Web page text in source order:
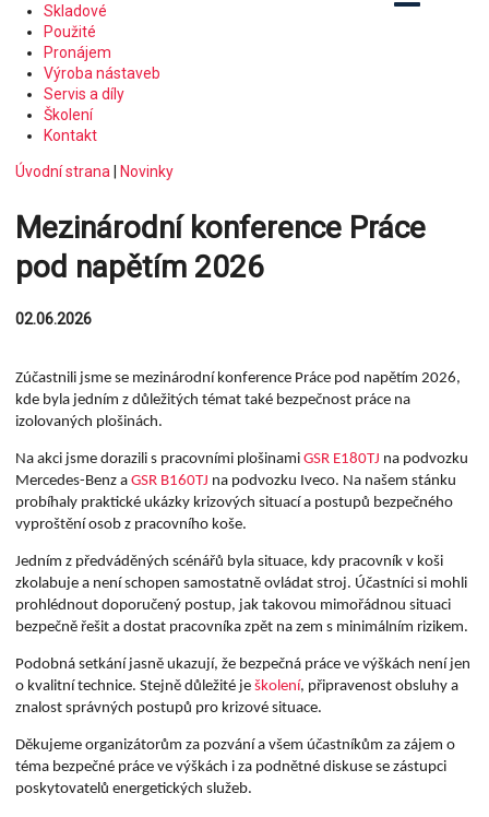
Skladové
Použité
Pronájem
Výroba nástaveb
Servis a díly
Školení
Kontakt
Úvodní strana Novinky
Mezinárodní konference Práce
pod napětím 2026
02.06.2026
Zúčastnili jsme se mezinárodní konference Práce pod napětím 2026,
kde byla jedním z důležitých témat také bezpečnost práce na
izolovaných plošinách.
Na akci jsme dorazili s pracovními plošinami GSR E180TJ na podvozku
Mercedes-Benz a GSR B160TJ na podvozku Iveco. Na našem stánku
probíhaly praktické ukázky krizových situací a postupů bezpečného
vyproštění osob z pracovního koše.
Jedním z předváděných scénářů byla situace, kdy pracovník v koši
zkolabuje a není schopen samostatně ovládat stroj. Účastníci si mohli
prohlédnout doporučený postup, jak takovou mimořádnou situaci
bezpečně řešit a dostat pracovníka zpět na zem s minimálním rizikem.
Podobná setkání jasně ukazují, že bezpečná práce ve výškách není jen
o kvalitní technice. Stejně důležité je školení, připravenost obsluhy a
znalost správných postupů pro krizové situace.
Děkujeme organizátorům za pozvání a všem účastníkům za zájem o
téma bezpečné práce ve výškách i za podnětné diskuse se zástupci
poskytovatelů energetických služeb.